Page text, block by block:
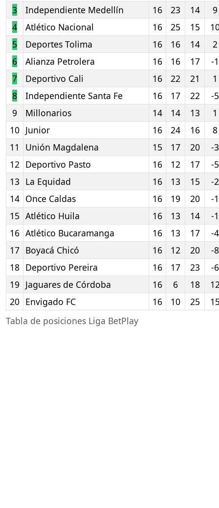
Tabla de posiciones Liga BetPlay
3
Independiente Medellín 16 23 14
9
4
Atlético Nacional 16 25 15
5
Deportes Tolima 16 16 14
2
6
Alianza Petrolera 16 16 17
-1
7
Deportivo Cali 16 22 21
1
8
Independiente Santa Fe 16 17 22
-5
9
Millonarios 14 14 13
1
10 Junior 16 24 16
8
11
Unión Magdalena 15 17 20
-3
12 Deportivo Pasto 16 12 17
-5
13 La Equidad 16 13 15
-2
14 Once Caldas 16 19 20
-1
15 Atlético Huila 16 13 14
-1
16 Atlético Bucaramanga 16 13 17
-4
17 Boyacá Chicó 16 12 20
-8
18 Deportivo Pereira 16 17 23
-6
19 Jaguares de Córdoba 16 6 18
20 Envigado FC 16 10 25